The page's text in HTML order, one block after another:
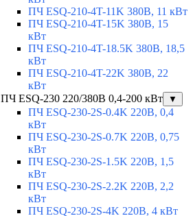
ПЧ ESQ-210-4T-11K 380В, 11 кВт
ПЧ ESQ-210-4T-15K 380В, 15
кВт
ПЧ ESQ-210-4T-18.5K 380В, 18,5
кВт
ПЧ ESQ-210-4T-22K 380В, 22
кВт
ПЧ ESQ-230 220/380В 0,4-200 кВт
▼
ПЧ ESQ-230-2S-0.4K 220В, 0,4
кВт
ПЧ ESQ-230-2S-0.7K 220В, 0,75
кВт
ПЧ ESQ-230-2S-1.5K 220В, 1,5
кВт
ПЧ ESQ-230-2S-2.2K 220В, 2,2
кВт
ПЧ ESQ-230-2S-4K 220В, 4 кВт